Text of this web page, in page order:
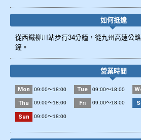
如何抵達
從西鐵柳川站步行34分鐘，從九州高速公
鐘。
營業時間
Mon 09:00～18:00 Tue 09:00～18:00
Thu 09:00～18:00 Fri 09:00～18:00
Sun 09:00～18:00